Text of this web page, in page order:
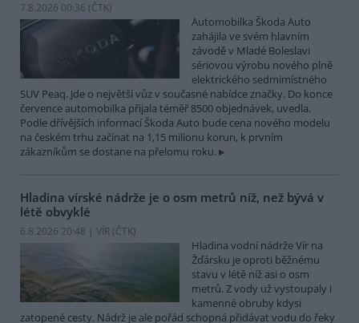
7.8.2026 00:36 (ČTK)
Automobilka Škoda Auto
zahájila ve svém hlavním
závodě v Mladé Boleslavi
sériovou výrobu nového plně
elektrického sedmimístného
SUV Peaq. Jde o největší vůz v současné nabídce značky. Do konce
července automobilka přijala téměř 8500 objednávek, uvedla.
Podle dřívějších informací Škoda Auto bude cena nového modelu
na českém trhu začínat na 1,15 milionu korun, k prvním
zákazníkům se dostane na přelomu roku.
Hladina vírské nádrže je o osm metrů níž, než bývá v
létě obvyklé
6.8.2026 20:48 | VÍR (ČTK)
Hladina vodní nádrže Vír na
Žďársku je oproti běžnému
stavu v létě níž asi o osm
metrů. Z vody už vystoupaly i
kamenné obruby kdysi
zatopené cesty. Nádrž je ale pořád schopná přidávat vodu do řeky